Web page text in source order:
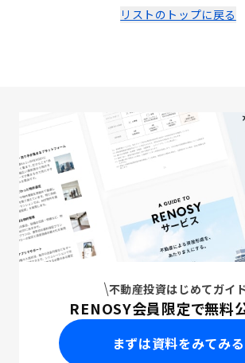
リストのトップに戻る
不動産投資はじめてガイ
RENOSY会員限定で無料
まずは資料をみてみる